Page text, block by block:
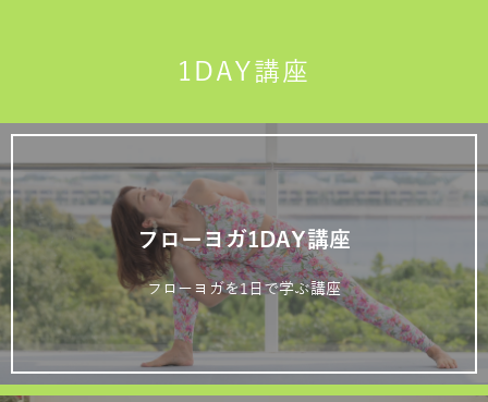
1DAY講座
フローヨガ1DAY講座
フローヨガを1日で学ぶ講座